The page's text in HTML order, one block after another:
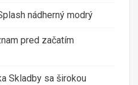
nádherný modrý
pred začatím
Skladby sa širokou